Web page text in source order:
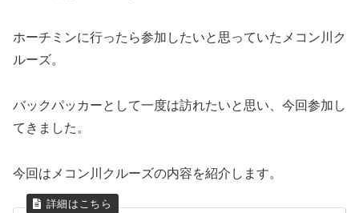
ホーチミンに行ったら参加したいと思っていたメコン川ク
ルーズ。
バックパッカーとして一度は訪れたいと思い、今回参加し
てきました。
今回はメコン川クルーズの内容を紹介します。